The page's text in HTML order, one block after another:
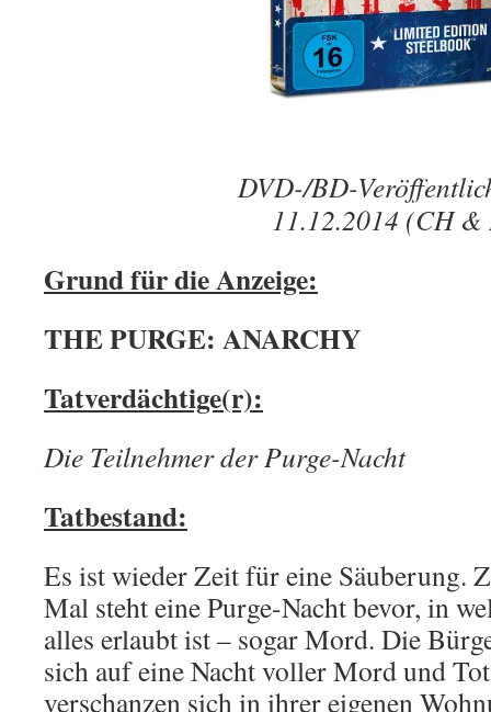
DVD-/BD-
11.12.2014 (CH &
Grund für die Anzeige:
THE PURGE: ANARCHY
Tatverdächtige(r):
Die Teilnehmer der Purge-Nacht
Tatbestand:
Es ist wieder Zeit für eine Säuberung.
Mal steht eine Purge-Nacht bevor, in
alles erlaubt ist – sogar Mord. Die
sich auf eine Nacht voller Mord und
verschanzen sich in ihrer eigenen